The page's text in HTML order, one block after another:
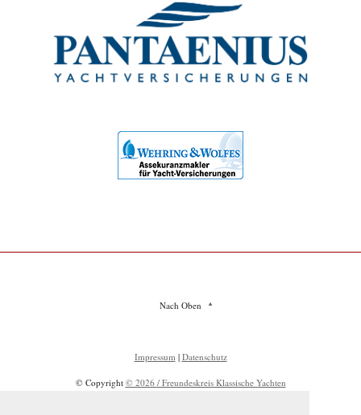
Nach Oben
Impressum | Datenschutz
© Copyright © 2026 / Freundeskreis Klassische Yachten